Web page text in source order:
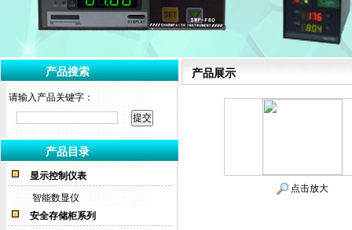
产品搜索
请输入产品关键字：
产品目录
显示控制仪表
智能数显仪
安全存储柜系列
产品展示
点击放大